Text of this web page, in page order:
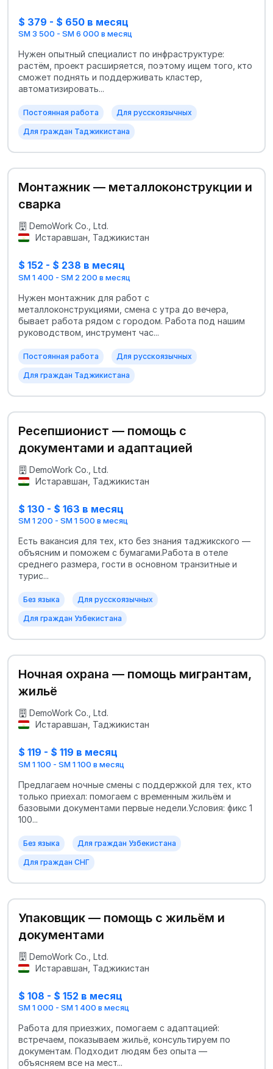
$ 379 - $ 650 в месяц
SM 3 500 - SM 6 000 в месяц
Нужен опытный специалист по инфраструктуре:
растём, проект расширяется, поэтому ищем того, кто
сможет поднять и поддерживать кластер,
автоматизировать...
Постоянная работа Для русскоязычных
Для граждан Таджикистана
Монтажник — металлоконструкции и
сварка
DemoWork Co., Ltd.
Истаравшан, Таджикистан
$ 152 - $ 238 в месяц
SM 1 400 - SM 2 200 в месяц
Нужен монтажник для работ с
металлоконструкциями, смена с утра до вечера,
бывает работа рядом с городом. Работа под нашим
руководством, инструмент час...
Постоянная работа Для русскоязычных
Для граждан Таджикистана
Ресепшионист — помощь с
документами и адаптацией
DemoWork Co., Ltd.
Истаравшан, Таджикистан
$ 130 - $ 163 в месяц
SM 1 200 - SM 1 500 в месяц
Есть вакансия для тех, кто без знания таджикского —
объясним и поможем с бумагами.Работа в отеле
среднего размера, гости в основном транзитные и
турис...
Без языка Для русскоязычных
Для граждан Узбекистана
Ночная охрана — помощь мигрантам,
жильё
DemoWork Co., Ltd.
Истаравшан, Таджикистан
$ 119 - $ 119 в месяц
SM 1 100 - SM 1 100 в месяц
Предлагаем ночные смены с поддержкой для тех, кто
только приехал: помогаем с временным жильём и
базовыми документами первые недели.Условия: фикс 1
100...
Без языка Для граждан Узбекистана
Для граждан СНГ
Упаковщик — помощь с жильём и
документами
DemoWork Co., Ltd.
Истаравшан, Таджикистан
$ 108 - $ 152 в месяц
SM 1 000 - SM 1 400 в месяц
Работа для приезжих, помогаем с адаптацией:
встречаем, показываем жильё, консультируем по
документам. Подходит людям без опыта —
объясняем все на мест...